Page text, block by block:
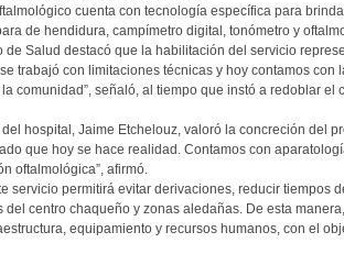
cuenta con tecnología específica para
de hendidura, campímetro digital, tonómetro y
de Salud destacó que la habilitación del servicio
trabajó con limitaciones técnicas y hoy contamos
comunidad”, señaló, al tiempo que instó a redoblar
hospital, Jaime Etchelouz, valoró la concreción del
que hoy se hace realidad. Contamos con
oftalmológica”, afirmó.
servicio permitirá evitar derivaciones, reducir tiempos
del centro chaqueño y zonas aledañas. De esta
equipamiento y recursos humanos, con el